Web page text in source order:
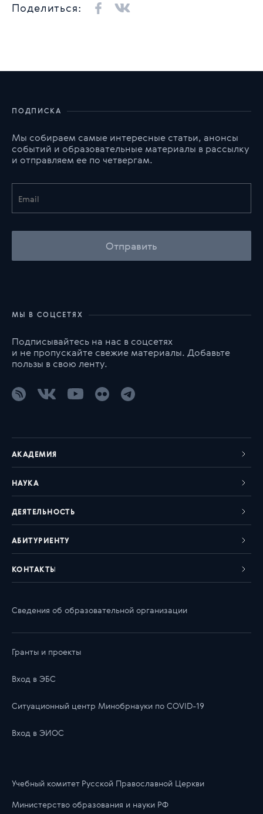
Поделиться:
ПОДПИСКА
Мы собираем самые интересные статьи, анонсы
событий и образовательные материалы в рассылку
и отправляем ее по четвергам.
Отправить
МЫ В СОЦСЕТЯХ
Подписывайтесь на нас в соцсетях
и не пропускайте свежие материалы. Добавьте
пользы в свою ленту.
АКАДЕМИЯ
НАУКА
ДЕЯТЕЛЬНОСТЬ
АБИТУРИЕНТУ
КОНТАКТЫ
Сведения об образовательной организации
Гранты и проекты
Вход в ЭБС
Ситуационный центр Минобрнауки по COVID-19
Вход в ЭИОС
Учебный комитет Русской Православной Церкви
Министерство образования и науки РФ